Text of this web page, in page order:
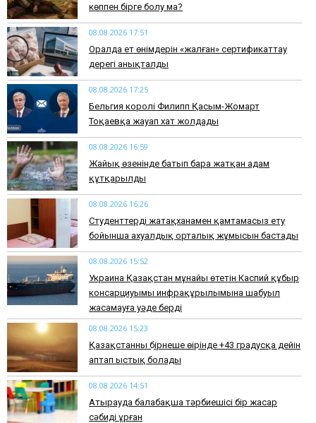
көппен бірге болу ма?
08.08.2026 17:51
Оралда ет өнімдерін «жалған» сертификаттау
дерегі анықталды
08.08.2026 17:25
Бельгия королі Филипп Қасым-Жомарт
Тоқаевқа жауап хат жолдады
08.08.2026 16:59
Жайық өзенінде батып бара жатқан адам
құтқарылды
08.08.2026 16:26
Студенттерді жатақханамен қамтамасыз ету
бойынша ахуалдық орталық жұмысын бастады
08.08.2026 15:52
Украина Қазақстан мұнайы өтетін Каспий құбыр
консарциуымы инфрақұрылымына шабуыл
жасамауға уәде берді
08.08.2026 15:23
Қазақстанның бірнеше өңірінде +43 градусқа дейін
аптап ыстық болады
08.08.2026 14:51
Атырауда балабақша тәрбиешісі бір жасар
сәбиді ұрған